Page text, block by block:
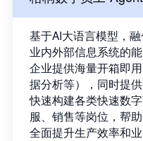
基于AI大语言模型，
业内外部信息系统的
企业提供海量开箱即
据分析等），同时提
快速构建各类快速数
服、销售等岗位，帮
全面提升生产效率和